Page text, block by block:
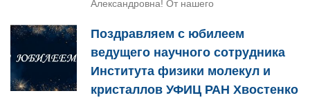
Александровна! От нашего
Поздравляем с юбилеем
ведущего научного сотрудника
Института физики молекул и
кристаллов УФИЦ РАН Хвостенко